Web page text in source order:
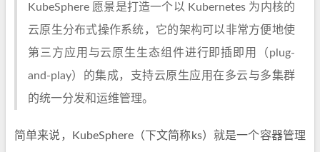
KubeSphere 愿景是打造一个以 Kubernetes 为内核的
云原生分布式操作系统，它的架构可以非常方便地使
第三方应用与云原生生态组件进行即插即用（plug-
and-play）的集成，支持云原生应用在多云与多集群
的统一分发和运维管理。
简单来说，KubeSphere（下文简称ks）就是一个容器管理